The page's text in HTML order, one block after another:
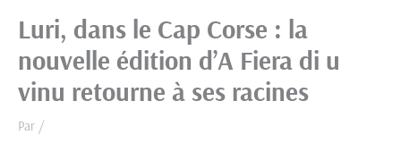
Luri, dans le Cap Corse : la
nouvelle édition d’A Fiera di u
vinu retourne à ses racines
Par /